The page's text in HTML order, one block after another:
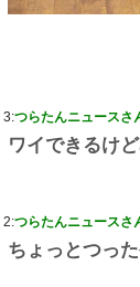
3:つらたんニュースさ
ワイできるけ
2:つらたんニュースさ
ちょっとつっ